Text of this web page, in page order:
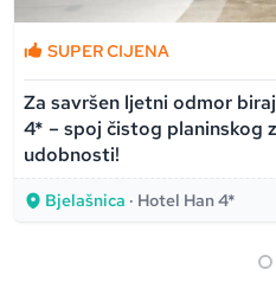
SUPER CIJENA
Za savršen ljetni odmor
4* – spoj čistog planinskog
udobnosti!
Bjelašnica · Hotel Han 4*